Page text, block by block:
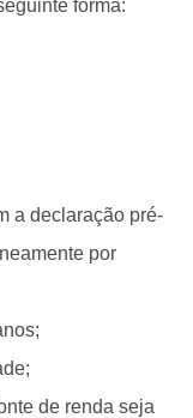
forma:
a declaração pré-
por
de renda seja